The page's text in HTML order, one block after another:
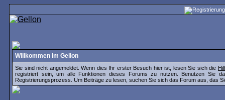
Willkommen im Gellon
Sie sind nicht angemeldet. Wenn dies Ihr erster Besuch hier ist, lesen Sie sich die
registriert sein, um alle Funktionen dieses Forums zu nutzen. Benutzen Sie
Registrierungsprozess. Um Beiträge zu lesen, suchen Sie sich das Forum aus, das